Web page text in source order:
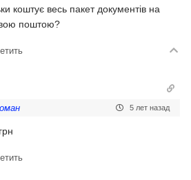
коштує весь пакет документів на
поштою?
5 лет назад